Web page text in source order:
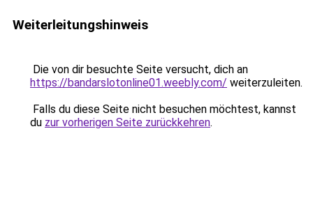
Weiterleitungshinweis
Die von dir besuchte Seite versucht, dich an
https://bandarslotonline01.weebly.com/ weiterzuleiten.
Falls du diese Seite nicht besuchen möchtest, kannst
du zur vorherigen Seite zurückkehren.